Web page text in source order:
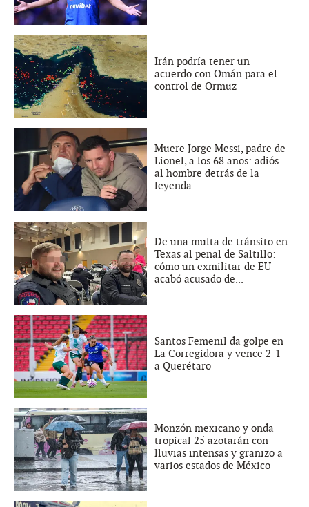
Irán podría tener un
acuerdo con Omán para el
control de Ormuz
Muere Jorge Messi, padre de
Lionel, a los 68 años: adiós
al hombre detrás de la
leyenda
De una multa de tránsito en
Texas al penal de Saltillo:
cómo un exmilitar de EU
acabó acusado de...
Santos Femenil da golpe en
La Corregidora y vence 2-1
a Querétaro
Monzón mexicano y onda
tropical 25 azotarán con
lluvias intensas y granizo a
varios estados de México